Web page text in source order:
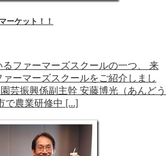
ーケット！！
ファーマーズスクールの一つ、 来
ーマーズスクールをご紹介しまし
芸振興係副主幹 安藤博光（あんどう
で農業研修中 […]